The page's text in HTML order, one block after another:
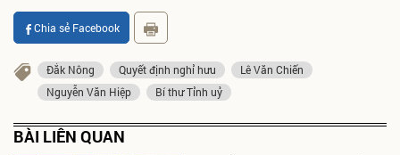
Chia sẻ Facebook
Đắk Nông Quyết định nghỉ hưu
Lê Văn Chiến
Nguyễn Văn Hiệp
Bí thư Tỉnh uỷ
BÀI LIÊN QUAN